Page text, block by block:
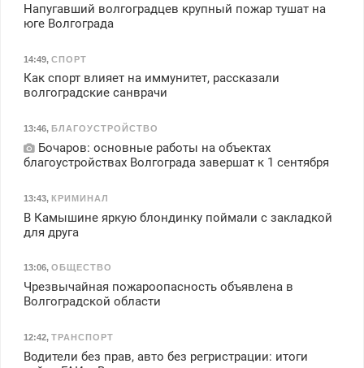
Напугавший волгоградцев крупный пожар тушат на
юге Волгограда
14:49, СПОРТ
Как спорт влияет на иммунитет, рассказали
волгоградские санврачи
13:46, БЛАГОУСТРОЙСТВО
Бочаров: основные работы на объектах
благоустройствах Волгограда завершат к 1 сентября
13:43, КРИМИНАЛ
В Камышине яркую блондинку поймали с закладкой
для друга
13:06, ОБЩЕСТВО
Чрезвычайная пожароопасность объявлена в
Волгоградской области
12:42, ТРАНСПОРТ
Водители без прав, авто без регристрации: итоги